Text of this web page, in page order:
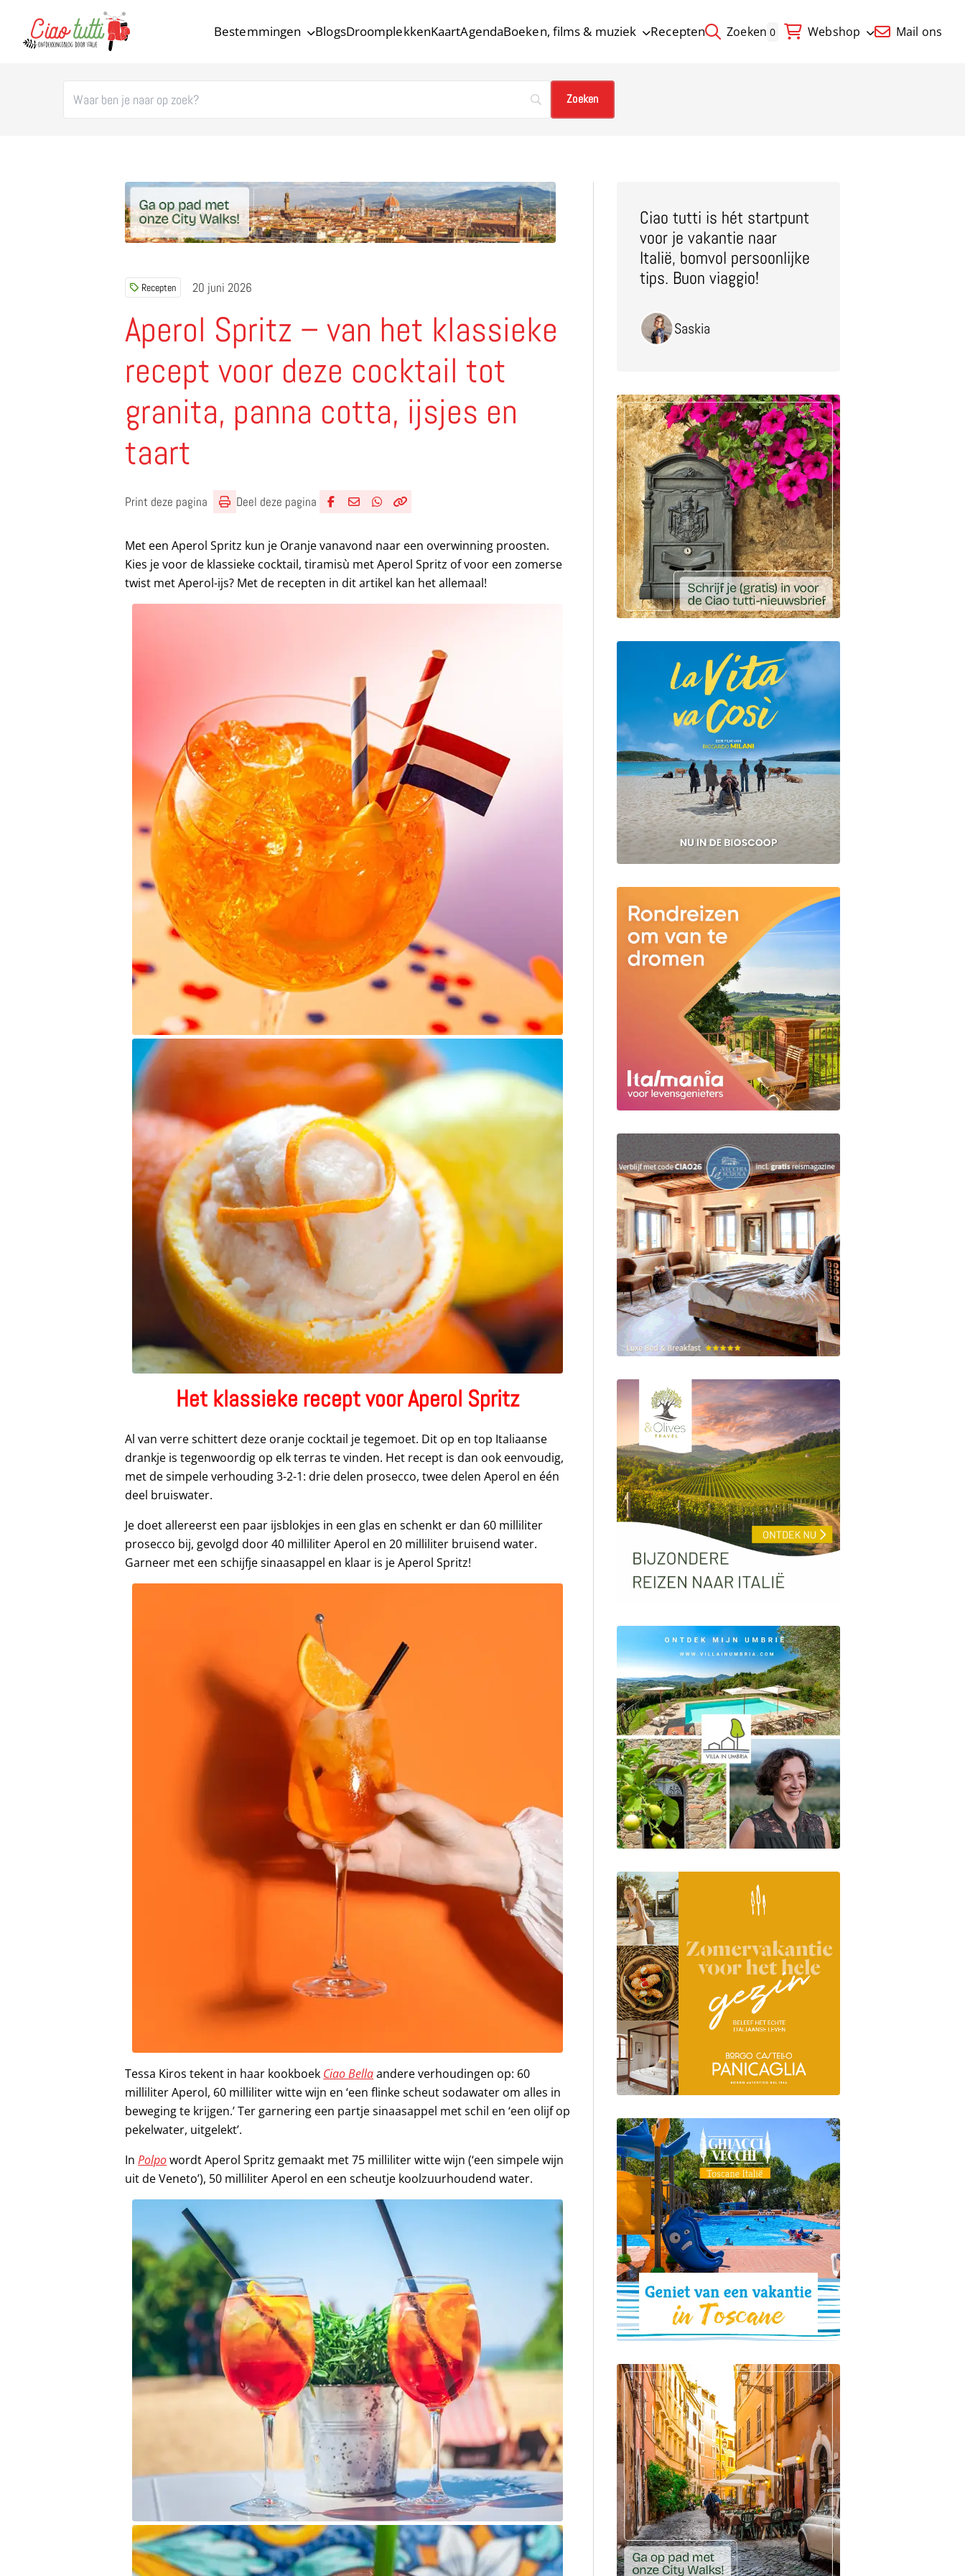
Bestemmingen BlogsDroomplekkenKaartAgendaBoeken, films & muziek Recepten Zoeken 0 Webshop Mail ons
Recepten 20 juni 2026
Aperol Spritz – van het klassieke
recept voor deze cocktail tot
granita, panna cotta, ijsjes en
taart
Print deze pagina
Deel deze pagina
Met een Aperol Spritz kun je Oranje vanavond naar een overwinning proosten.
Kies je voor de klassieke cocktail, tiramisù met Aperol Spritz of voor een zomerse
twist met Aperol-ijs? Met de recepten in dit artikel kan het allemaal!
Het klassieke recept voor Aperol Spritz
Al van verre schittert deze oranje cocktail je tegemoet. Dit op en top Italiaanse
drankje is tegenwoordig op elk terras te vinden. Het recept is dan ook eenvoudig,
met de simpele verhouding 3-2-1: drie delen prosecco, twee delen Aperol en één
deel bruiswater.
Je doet allereerst een paar ijsblokjes in een glas en schenkt er dan 60 milliliter
prosecco bij, gevolgd door 40 milliliter Aperol en 20 milliliter bruisend water.
Garneer met een schijfje sinaasappel en klaar is je Aperol Spritz!
Tessa Kiros tekent in haar kookboek Ciao Bellaandere verhoudingen op: 60
milliliter Aperol, 60 milliliter witte wijn en ‘een flinke scheut sodawater om alles in
beweging te krijgen.’ Ter garnering een partje sinaasappel met schil en ‘een olijf op
pekelwater, uitgelekt’.
InPolpowordt Aperol Spritz gemaakt met 75 milliliter witte wijn (‘een simpele wijn
uit de Veneto’), 50 milliliter Aperol en een scheutje koolzuurhoudend water.
Ciao tutti is hét startpunt
voor je vakantie naar
Italië, bomvol persoonlijke
tips. Buon viaggio!
Saskia